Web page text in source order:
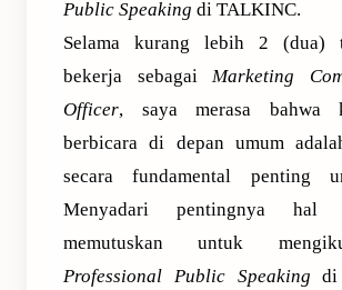
Public Speaking di TALKINC.
Selama kurang lebih 2 (dua)
bekerja sebagaiMarketing
Officer, saya merasa bahwa
berbicara di depan umum
secara fundamental penting
Menyadari pentingnya
memutuskan untuk
Professional Public Speaking di